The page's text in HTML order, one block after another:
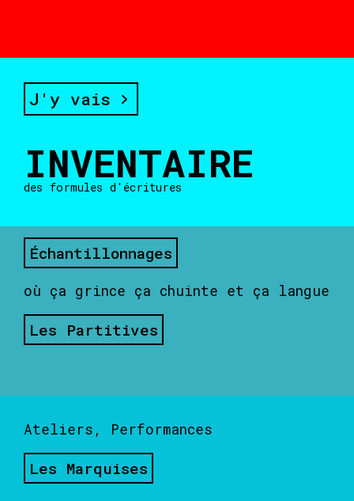
J'y vais
INVENTAIRE
des formules d'écritures
Échantillonnages
où ça grince ça chuinte et ça langue
Les Partitives
Ateliers, Performances
Les Marquises